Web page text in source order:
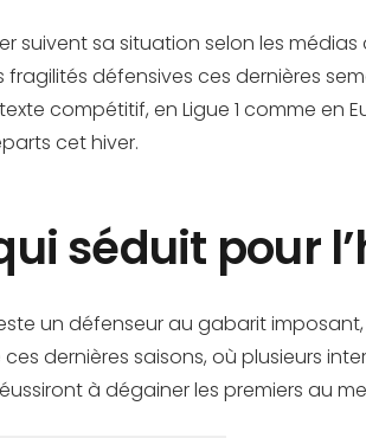
suivent sa situation selon les médias
défensives ces dernières
compétitif, en Ligue 1 comme en
cet hiver.
séduit pour
un défenseur au gabarit
dernières saisons, où plusieurs
réussiront à dégainer les premiers au